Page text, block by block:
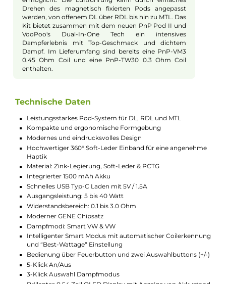
ergonomisches Pod-System. Das Kit verfügt über
einen hochwertigen 360° Soft-Leder Einband und ist
in 5 trendigen Farbvarianten erhältlich. Das Design ist
nicht nur attraktiv, sondern auch praktisch, mit einem
sicheren Grip und einer komfortablen Bedienung.
Dank seiner Vielseitigkeit kann das H40 Kit das
gesamte Spektrum von DL bis MTL abdecken und
verspricht ein umfassendes Dampferlebnis.
Akku und Bedienung
Das Drag H40 Kit ist mit einem integrierten 1500 mAh
Akku ausgestattet, der eine maximale
Ausgangsleistung von 40 Watt ermöglicht und über
einen USB Typ-C Anschluss schnell wieder aufgeladen
werden kann. Der moderne GENE Chip bietet neben
dem klassischen VW/Power Modus auch einen Smart
Mode, der den Coilwiderstand automatisch erkennt
und die optimale Leistung voreinstellt. Die Bedienung
erfolgt über den ergonomischen Feuerbutton und
zwei Auswahlbuttons (+/-). Auf dem 0.54 Zoll großen
OLED Display werden alle relevanten Informationen
klar und in hoher Qualität angezeigt. Das Kit bietet
außerdem einen manuell zurücksetzbaren Puff-
Counter, eine Tastensperre und umfangreiche
Schutzschaltungen.
Pod und Coils